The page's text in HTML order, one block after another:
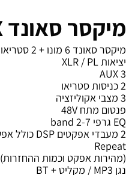
מיקסר סאונד G-10-DX
מיקסר סאונד 6 מונו + 2 סטריאו
יציאות XLR / PL
AUX 3
2 כניסות סטריאו
3 מצבי אקוליזציה
פנטום מתח 48V
EQ גרפי 7-band 2
Repeat
(מהירות אפקט וכמות ההחזרות)
נגן MP3 / מקליט + BT